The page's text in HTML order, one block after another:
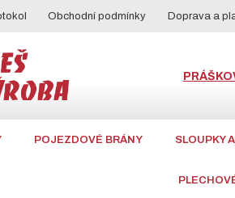
Obchodní podmínky Doprava a
POJEZDOVÉ BRÁNY SLOUPKY